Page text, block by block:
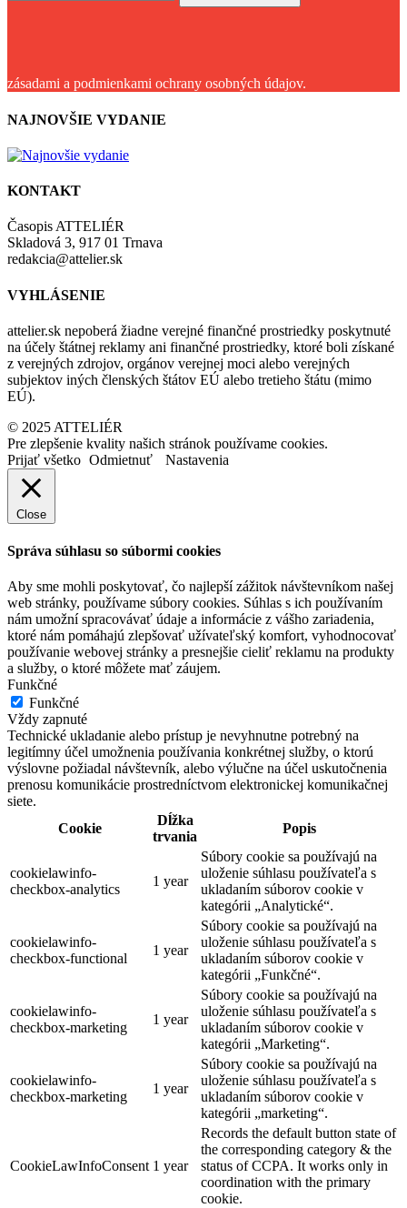
zásadami a podmienkami ochrany osobných údajov.
NAJNOVŠIE VYDANIE
KONTAKT
Časopis ATTELIÉR
Skladová 3, 917 01 Trnava
redakcia@attelier.sk
VYHLÁSENIE
attelier.sk nepoberá žiadne verejné finančné prostriedky poskytnuté
na účely štátnej reklamy ani finančné prostriedky, ktoré boli získané
z verejných zdrojov, orgánov verejnej moci alebo verejných
subjektov iných členských štátov EÚ alebo tretieho štátu (mimo
EÚ).
© 2025 ATTELIÉR
Pre zlepšenie kvality našich stránok používame cookies.
Prijať všetko Odmietnuť Nastavenia
Close
Správa súhlasu so súbormi cookies
Aby sme mohli poskytovať, čo najlepší zážitok návštevníkom našej
web stránky, používame súbory cookies. Súhlas s ich používaním
nám umožní spracovávať údaje a informácie z vášho zariadenia,
ktoré nám pomáhajú zlepšovať užívateľský komfort, vyhodnocovať
používanie webovej stránky a presnejšie cieliť reklamu na produkty
a služby, o ktoré môžete mať záujem.
Funkčné
Funkčné
Vždy zapnuté
Technické ukladanie alebo prístup je nevyhnutne potrebný na
legitímny účel umožnenia používania konkrétnej služby, o ktorú
výslovne požiadal návštevník, alebo výlučne na účel uskutočnenia
prenosu komunikácie prostredníctvom elektronickej komunikačnej
siete.
Cookie
Dĺžka
trvania
Popis
cookielawinfo-
checkbox-analytics
1 year
Súbory cookie sa používajú na
uloženie súhlasu používateľa s
ukladaním súborov cookie v
kategórii „Analytické“.
cookielawinfo-
checkbox-functional
1 year
Súbory cookie sa používajú na
uloženie súhlasu používateľa s
ukladaním súborov cookie v
kategórii „Funkčné“.
cookielawinfo-
checkbox-marketing
1 year
Súbory cookie sa používajú na
uloženie súhlasu používateľa s
ukladaním súborov cookie v
kategórii „Marketing“.
cookielawinfo-
checkbox-marketing
1 year
Súbory cookie sa používajú na
uloženie súhlasu používateľa s
ukladaním súborov cookie v
kategórii „marketing“.
CookieLawInfoConsent 1 year
Records the default button state of
the corresponding category & the
status of CCPA. It works only in
coordination with the primary
cookie.